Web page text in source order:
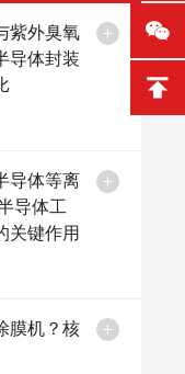
紫外臭氧
导体封装
导体等离
导体工
关键作用
膜机？核